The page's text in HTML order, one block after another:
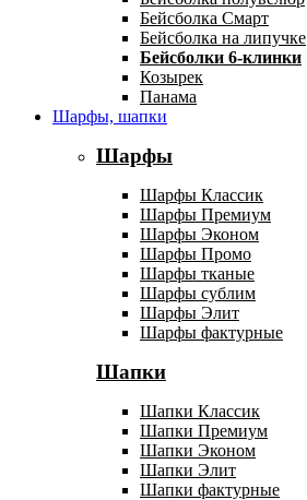
Бейсболка Смарт
Бейсболка на липучке
Бейсболки 6-клинки
Козырек
Панама
Шарфы, шапки
Шарфы
Шарфы Классик
Шарфы Премиум
Шарфы Эконом
Шарфы Промо
Шарфы тканые
Шарфы сублим
Шарфы Элит
Шарфы фактурные
Шапки
Шапки Классик
Шапки Премиум
Шапки Эконом
Шапки Элит
Шапки фактурные